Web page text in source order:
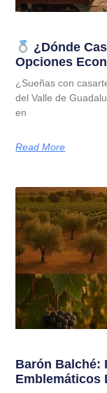
¿Dónde
Opciones
¿Sueñas con
del Valle de
en
Read More
Barón Balché:
Emblemáticos